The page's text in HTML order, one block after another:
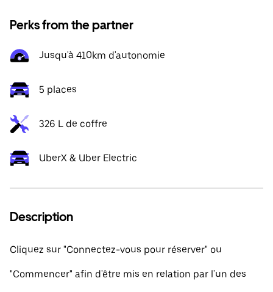
Perks from the partner
Jusqu'à 410km d'autonomie
5 places
326 L de coffre
UberX & Uber Electric
Description
Cliquez sur "Connectez-vous pour réserver" ou
"Commencer" afin d'être mis en relation par l'un des